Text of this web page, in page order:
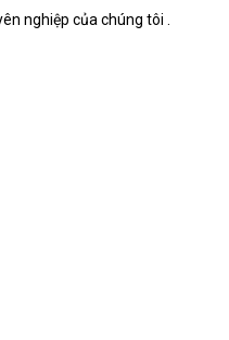
nghiệp của chúng tôi .